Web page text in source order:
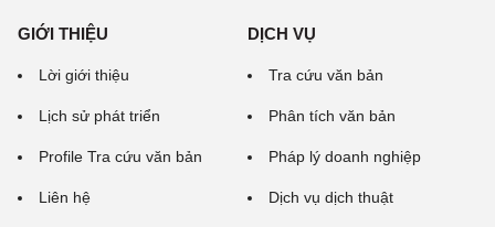
GIỚI THIỆU
Lời giới thiệu
Lịch sử phát triển
Profile Tra cứu văn bản
Liên hệ
DỊCH VỤ
Tra cứu văn bản
Phân tích văn bản
Pháp lý doanh nghiệp
Dịch vụ dịch thuật